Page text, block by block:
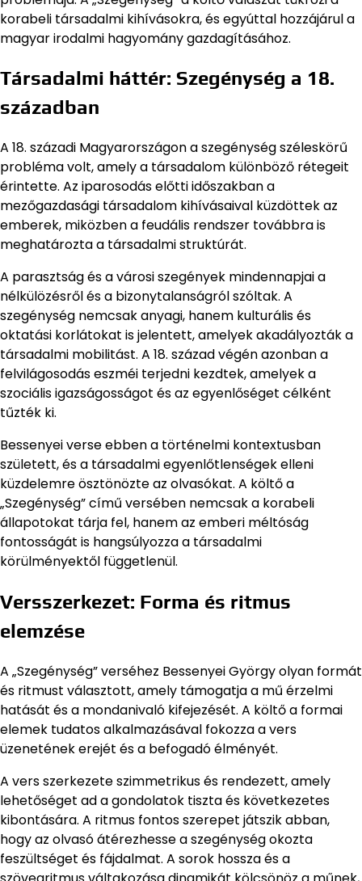
korabeli társadalmi kihívásokra, és egyúttal hozzájárul a
magyar irodalmi hagyomány gazdagításához.
Társadalmi háttér: Szegénység a 18.
században
A 18. századi Magyarországon a szegénység széleskörű
probléma volt, amely a társadalom különböző rétegeit
érintette. Az iparosodás előtti időszakban a
mezőgazdasági társadalom kihívásaival küzdöttek az
emberek, miközben a feudális rendszer továbbra is
meghatározta a társadalmi struktúrát.
A parasztság és a városi szegények mindennapjai a
nélkülözésről és a bizonytalanságról szóltak. A
szegénység nemcsak anyagi, hanem kulturális és
oktatási korlátokat is jelentett, amelyek akadályozták a
társadalmi mobilitást. A 18. század végén azonban a
felvilágosodás eszméi terjedni kezdtek, amelyek a
szociális igazságosságot és az egyenlőséget célként
tűzték ki.
Bessenyei verse ebben a történelmi kontextusban
született, és a társadalmi egyenlőtlenségek elleni
küzdelemre ösztönözte az olvasókat. A költő a
„Szegénység” című versében nemcsak a korabeli
állapotokat tárja fel, hanem az emberi méltóság
fontosságát is hangsúlyozza a társadalmi
körülményektől függetlenül.
Versszerkezet: Forma és ritmus
elemzése
A „Szegénység” verséhez Bessenyei György olyan formát
és ritmust választott, amely támogatja a mű érzelmi
hatását és a mondanivaló kifejezését. A költő a formai
elemek tudatos alkalmazásával fokozza a vers
üzenetének erejét és a befogadó élményét.
A vers szerkezete szimmetrikus és rendezett, amely
lehetőséget ad a gondolatok tiszta és következetes
kibontására. A ritmus fontos szerepet játszik abban,
hogy az olvasó átérezhesse a szegénység okozta
feszültséget és fájdalmat. A sorok hossza és a